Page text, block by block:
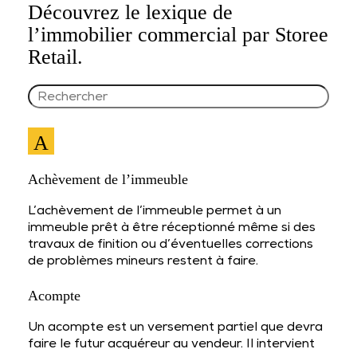
Découvrez le lexique de
l’immobilier commercial par Storee
Retail.
A
Achèvement de l’immeuble
L’achèvement de l’immeuble permet à un
immeuble prêt à être réceptionné même si des
travaux de finition ou d’éventuelles corrections
de problèmes mineurs restent à faire.
Acompte
Un acompte est un versement partiel que devra
faire le futur acquéreur au vendeur. Il intervient